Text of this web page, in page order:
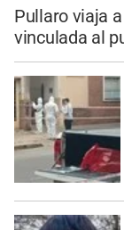
Pullaro viaja
vinculada al